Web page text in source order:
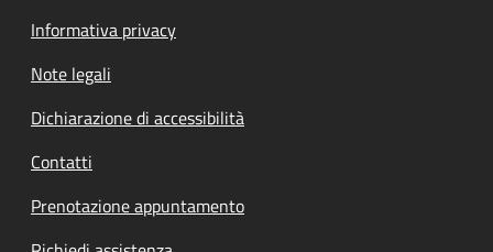
Informativa privacy
Note legali
Dichiarazione di accessibilità
Contatti
Prenotazione appuntamento